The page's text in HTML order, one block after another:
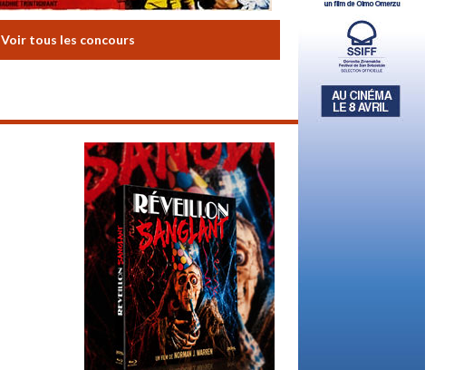
Voir tous les concours